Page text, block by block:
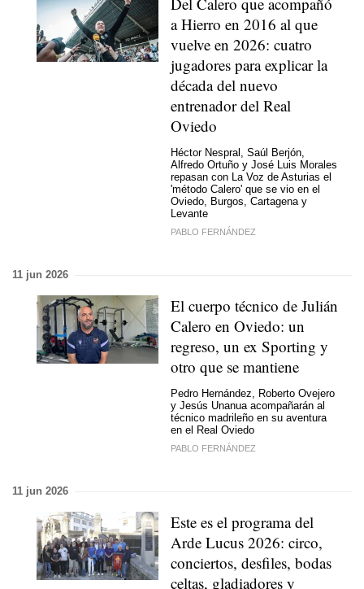
a Hierro en 2016 al que
vuelve en 2026: cuatro
jugadores para explicar la
década del nuevo
entrenador del Real
Oviedo
Héctor Nespral, Saúl Berjón,
Alfredo Ortuño y José Luis Morales
repasan con La Voz de Asturias el
'método Calero' que se vio en el
Oviedo, Burgos, Cartagena y
Levante
PABLO FERNÁNDEZ
11 jun 2026
El cuerpo técnico de Julián
Calero en Oviedo: un
regreso, un ex Sporting y
otro que se mantiene
Pedro Hernández, Roberto Ovejero
y Jesús Unanua acompañarán al
técnico madrileño en su aventura
en el Real Oviedo
PABLO FERNÁNDEZ
11 jun 2026
Este es el programa del
Arde Lucus 2026: circo,
conciertos, desfiles, bodas
celtas, gladiadores y